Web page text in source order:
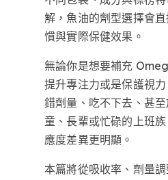
解，魚油的劑型選擇會
慣與實際保健效果。
無論你是想要補充
提升專注力或是保護視
錯劑量、吃不下去、甚
童、長輩或忙碌的上班
應度差異更明顯。
本篇將從吸收率、劑量